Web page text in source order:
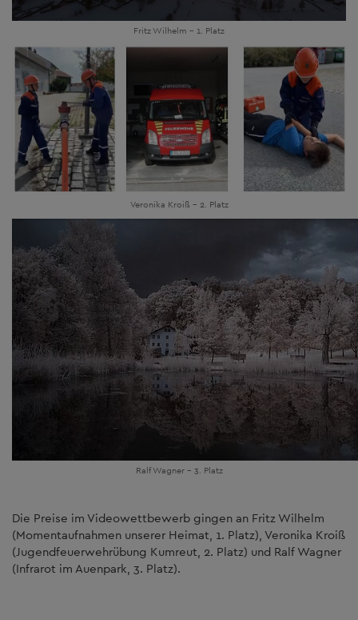
Fritz Wilhelm - 1. Platz
Veronika Kroiß - 2. Platz
Ralf Wagner - 3. Platz
Die Preise im Videowettbewerb gingen an Fritz Wilhelm
(Momentaufnahmen unserer Heimat, 1. Platz), Veronika Kroiß
(Jugendfeuerwehrübung Kumreut, 2. Platz) und Ralf Wagner
(Infrarot im Auenpark, 3. Platz).